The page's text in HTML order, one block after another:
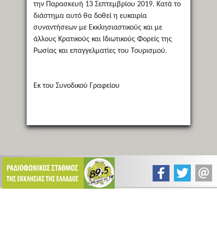
την Παρασκευή 13 Σεπτεμβρίου 2019. Κατά το
διάστημα αυτό θα δοθεί η ευκαιρία
συναντήσεων με Εκκλησιαστικούς και με
άλλους Κρατικούς και Ιδιωτικούς Φορείς της
Ρωσίας και επαγγελματίες του Τουρισμού.
Εκ του Συνοδικού Γραφείου